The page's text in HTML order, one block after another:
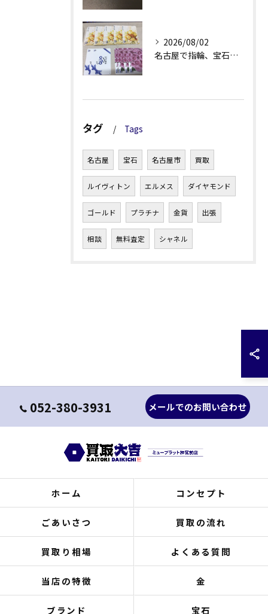
2026/08/02
名古屋で指輪、宝石買取なら当店で！！。
タグ Tags
名古屋 宝石 名古屋市 買取
ルイヴィトン エルメス ダイヤモンド
ゴールド プラチナ 金貨 出張
相談 無料査定 シャネル
052-380-3931 メールでのお問い合わせ
ホーム コンセプト
ごあいさつ 買取の流れ
買取り相場 よくある質問
当店の特徴 金
ブランド 宝石